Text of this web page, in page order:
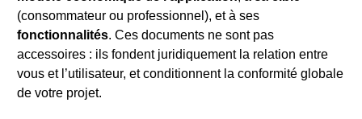
(consommateur ou professionnel), et à ses
fonctionnalités. Ces documents ne sont pas
accessoires : ils fondent juridiquement la relation entre
vous et l’utilisateur, et conditionnent la conformité globale
de votre projet.